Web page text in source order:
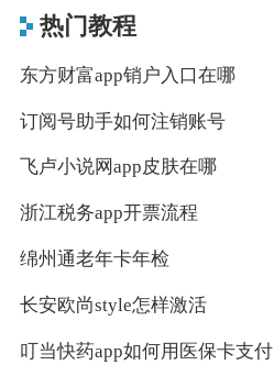
热门教程
东方财富app销户入口在哪
订阅号助手如何注销账号
飞卢小说网app皮肤在哪
浙江税务app开票流程
绵州通老年卡年检
长安欧尚style怎样激活
叮当快药app如何用医保卡支付